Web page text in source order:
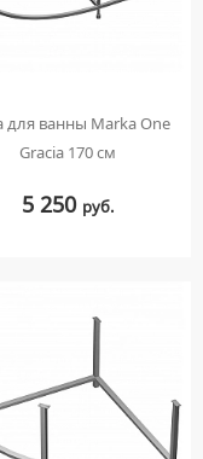
для ванны Marka One
Gracia 170 см
5 250 руб.